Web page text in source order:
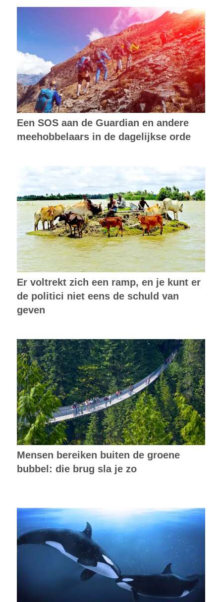
Een SOS aan de Guardian en andere
meehobbelaars in de dagelijkse orde
Er voltrekt zich een ramp, en je kunt er
de politici niet eens de schuld van
geven
Mensen bereiken buiten de groene
bubbel: die brug sla je zo